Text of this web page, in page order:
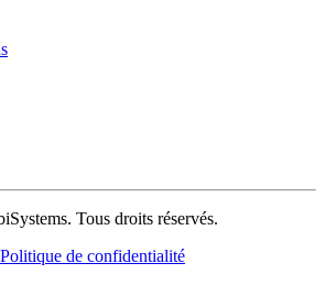
Tous droits réservés.
Politique de confidentialité